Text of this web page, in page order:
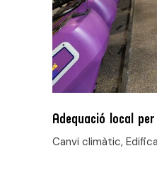
Adequació local
Canvi climàtic,